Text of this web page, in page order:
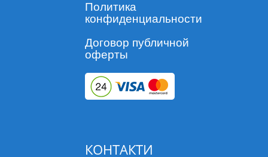
Политика
конфиденциальности
Договор публичной
оферты
КОНТАКТИ